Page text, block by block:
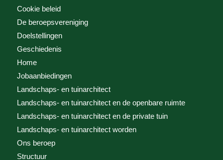
Cookie beleid
De beroepsvereniging
Doelstellingen
Geschiedenis
Home
Jobaanbiedingen
Landschaps- en tuinarchitect
Landschaps- en tuinarchitect en de openbare ruimte
Landschaps- en tuinarchitect en de private tuin
Landschaps- en tuinarchitect worden
Ons beroep
Structuur